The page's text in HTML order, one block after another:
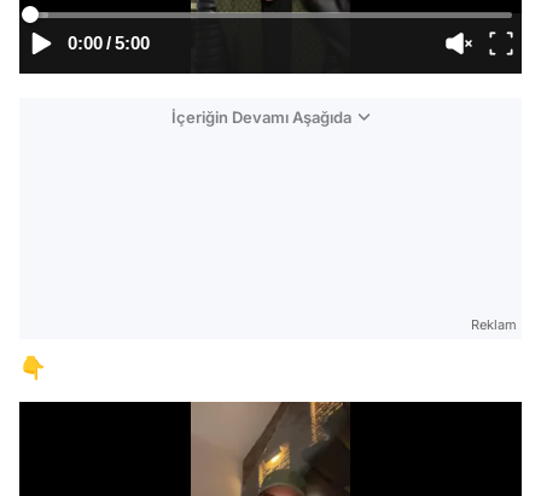
0:00/5:00
İçeriğin Devamı Aşağıda
Reklam
👇